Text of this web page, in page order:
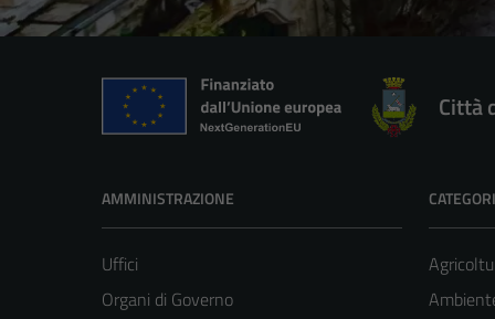
Città
AMMINISTRAZIONE
Uffici
Organi di Governo